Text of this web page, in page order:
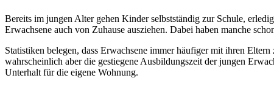
Bereits im jungen Alter gehen Kinder selbstständig zur Schule,
Erwachsene auch von Zuhause ausziehen. Dabei haben manche
Statistiken belegen, dass Erwachsene immer häufiger mit ihren
wahrscheinlich aber die gestiegene Ausbildungszeit der jungen
Unterhalt für die eigene Wohnung.